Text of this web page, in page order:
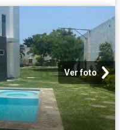
Ver foto